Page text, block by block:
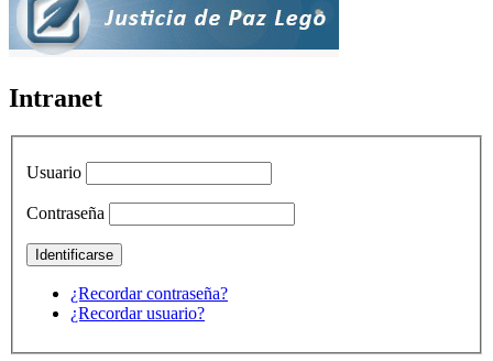
Intranet
Usuario
Contraseña
¿Recordar contraseña?
¿Recordar usuario?